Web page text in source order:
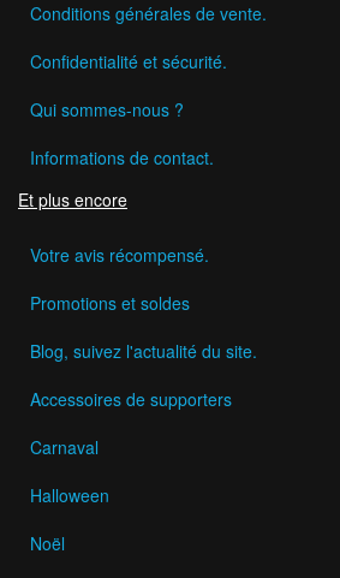
Conditions générales de vente.
Confidentialité et sécurité.
Qui sommes-nous ?
Informations de contact.
Et plus encore
Votre avis récompensé.
Promotions et soldes
Blog, suivez l'actualité du site.
Accessoires de supporters
Carnaval
Halloween
Noël